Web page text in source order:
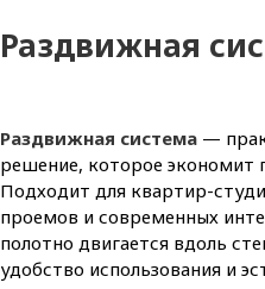
Раздвижная
Раздвижная система —
решение, которое экономит
Подходит для квартир-
проемов и современных
полотно двигается вдоль
удобство использования и